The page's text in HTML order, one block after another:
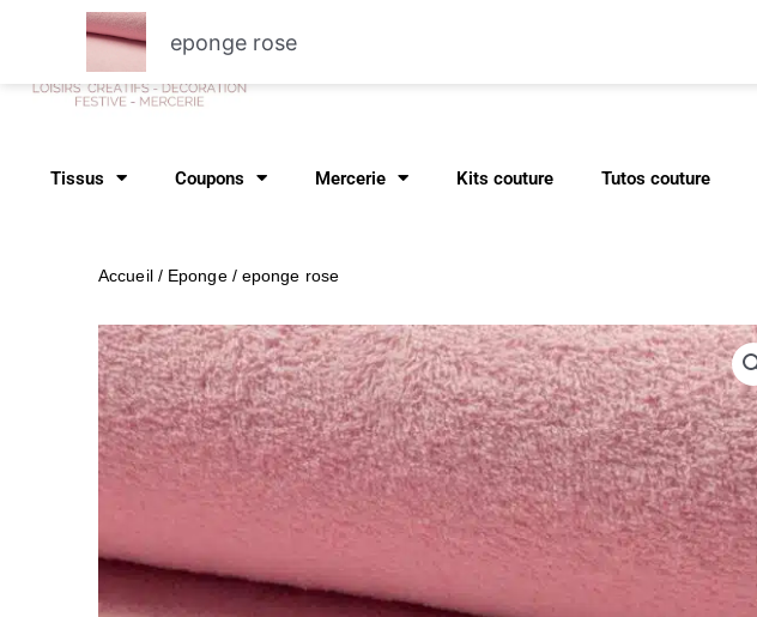
Tissus Coupons Mercerie Kits couture Tutos couture
Accueil/ Eponge/ eponge rose
eponge rose